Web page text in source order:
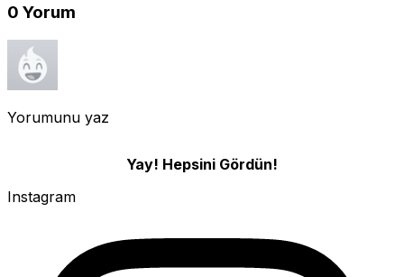
0 Yorum
Yorumunu yaz
Yay! Hepsini Gördün!
Instagram